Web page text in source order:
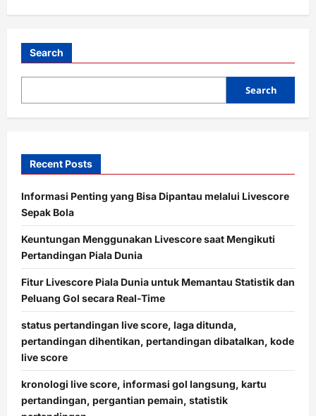
o
Search
Search
Recent Posts
Informasi Penting yang Bisa Dipantau melalui Livescore
Sepak Bola
Keuntungan Menggunakan Livescore saat Mengikuti
Pertandingan Piala Dunia
Fitur Livescore Piala Dunia untuk Memantau Statistik dan
Peluang Gol secara Real-Time
status pertandingan live score, laga ditunda,
pertandingan dihentikan, pertandingan dibatalkan, kode
live score
kronologi live score, informasi gol langsung, kartu
pertandingan, pergantian pemain, statistik